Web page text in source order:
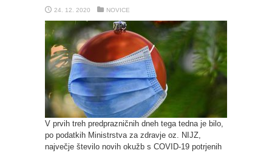
24. 12. 2020 NOVICE
V prvih treh predprazničnih dneh tega tedna je bilo,
po podatkih Ministrstva za zdravje oz. NIJZ,
največje število novih okužb s COVID-19 potrjenih